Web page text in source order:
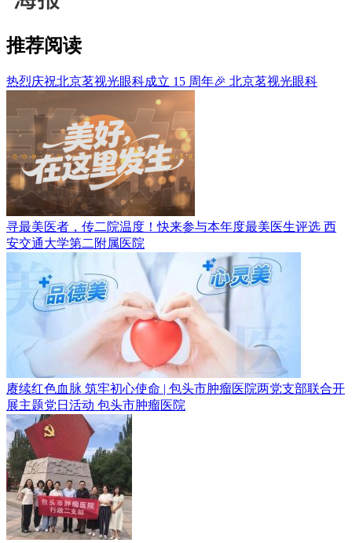
推荐阅读
热烈庆祝北京茗视光眼科成立 15 周年🎉 北京茗视光眼科
寻最美医者，传二院温度！快来参与本年度最美医生评选 西
安交通大学第二附属医院
赓续红色血脉 筑牢初心使命 | 包头市肿瘤医院两党支部联合开
展主题党日活动 包头市肿瘤医院